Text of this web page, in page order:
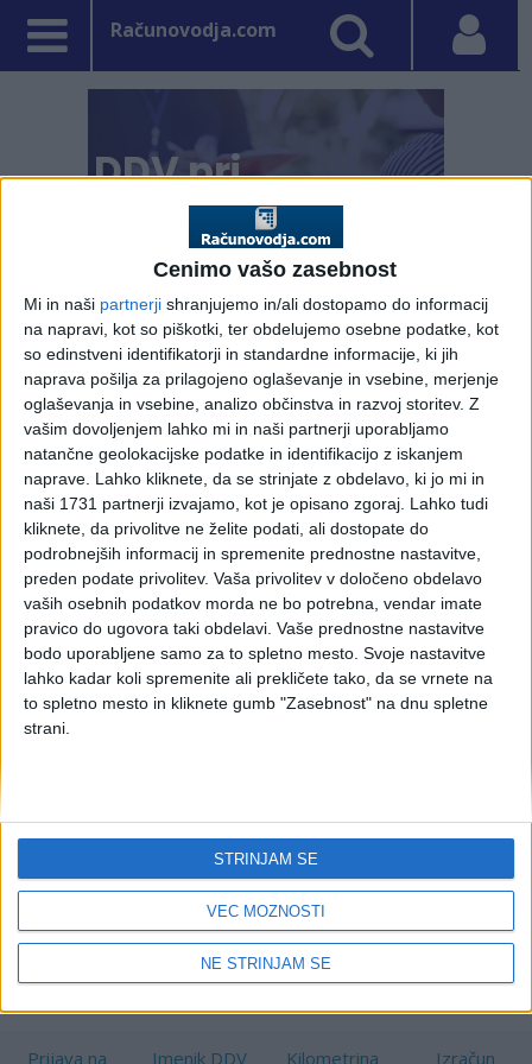
Cenimo vašo zasebnost
Mi in naši partnerji shranjujemo in/ali dostopamo do informacij
na napravi, kot so piškotki, ter obdelujemo osebne podatke, kot
so edinstveni identifikatorji in standardne informacije, ki jih
naprava pošilja za prilagojeno oglaševanje in vsebine, merjenje
oglaševanja in vsebine, analizo občinstva in razvoj storitev. Z
vašim dovoljenjem lahko mi in naši partnerji uporabljamo
natančne geolokacijske podatke in identifikacijo z iskanjem
naprave. Lahko kliknete, da se strinjate z obdelavo, ki jo mi in
naši 1731 partnerji izvajamo, kot je opisano zgoraj. Lahko tudi
kliknete, da privolitve ne želite podati, ali dostopate do
podrobnejših informacij in spremenite prednostne nastavitve,
preden podate privolitev. Vaša privolitev v določeno obdelavo
vaših osebnih podatkov morda ne bo potrebna, vendar imate
pravico do ugovora taki obdelavi. Vaše prednostne nastavitve
bodo uporabljene samo za to spletno mesto. Svoje nastavitve
lahko kadar koli spremenite ali prekličete tako, da se vrnete na
to spletno mesto in kliknete gumb "Zasebnost" na dnu spletne
strani.
VEČ MOŽNOSTI
NE STRINJAM SE
STRINJAM SE
Računovodja.com
PRVA STRANDDV - DAVEK NA DODANO VREDNOST
Vpisano: 17. april 2025 ob 16:12
Evidenci obračunanega
DDV in odbitka DDV
Na eDavkih bo mogoče uvoziti evidenci obračunanega
DDV in odbitka DDV.
V povezavi spredlaganjem evidenc obračunanega DDV in
evidence odbitka DDV
evidence v formatih, navedenih vtehničnih specifikacijah.
Ko bo rešitev na voljo za testiranje na Beta eDavkih, boste
Vir:eDavki
Prijava na Imenik DDV Kilometrina Izračun